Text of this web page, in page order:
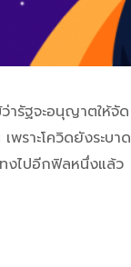
รัฐจะอนุญาตให้จัด
ราะโควิดยังระบาด
งไปอีกฟิลหนึ่งแล้ว